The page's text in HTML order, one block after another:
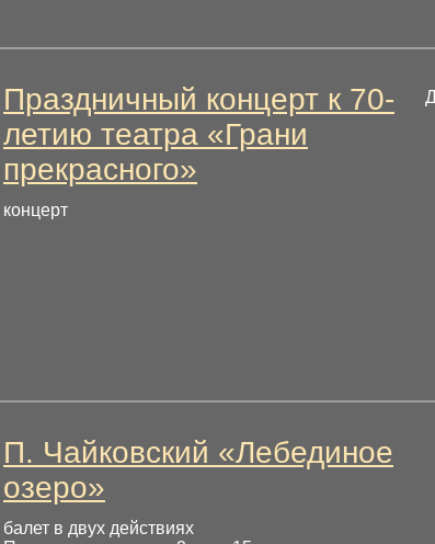
Праздничный концерт к 70-
летию театра «Грани
прекрасного»
концерт
П. Чайковский «Лебединое
озеро»
балет в двух действиях